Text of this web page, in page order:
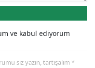
Niğde
Sakarya
ve kabul ediyorum
siz yazın, tartışalım *